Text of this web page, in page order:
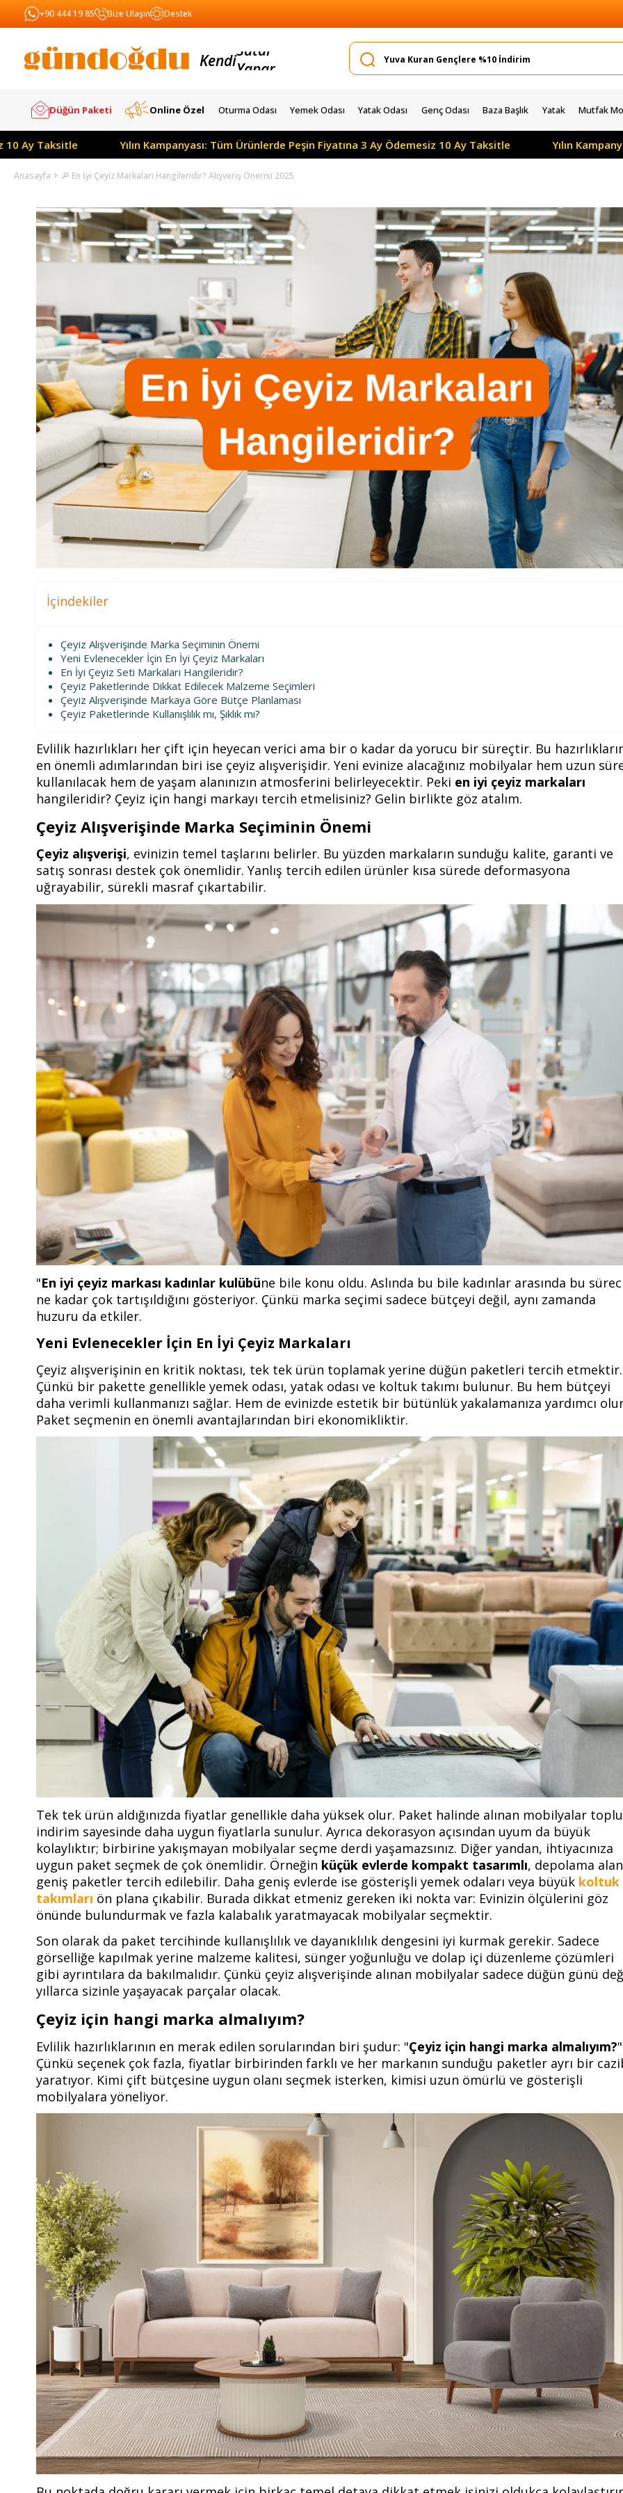
+90 444 19 85 Bize Ulaşın Destek
KendiSatar
Düğün Paketi Online Özel Oturma Odası Yemek Odası Yatak Odası Genç Odası Baza Başlık Yatak Mutfak
Yılın Kampanyası: Tüm Ürünlerde Peşin Fiyatına 3 Ay Ödemesiz 10 Ay Taksitle Yılın Kampanyası: Tüm Ürünlerde
Anasayfa 🔎 En İyi Çeyiz Markaları Hangileridir? Alışveriş Önerisi 2025
İçindekiler
Çeyiz Alışverişinde Marka Seçiminin Önemi
Yeni Evlenecekler İçin En İyi Çeyiz Markaları
En İyi Çeyiz Seti Markaları Hangileridir?
Çeyiz Paketlerinde Dikkat Edilecek Malzeme Seçimleri
Çeyiz Alışverişinde Markaya Göre Bütçe Planlaması
Çeyiz Paketlerinde Kullanışlılık mı, Şıklık mı?
Evlilik hazırlıkları her çift için heyecan verici ama bir o kadar da yorucu bir süreçtir. Bu
en önemli adımlarından biri ise çeyiz alışverişidir. Yeni evinize alacağınız mobilyalar hem uzun
kullanılacak hem de yaşam alanınızın atmosferini belirleyecektir. Peki en iyi çeyiz markaları
hangileridir? Çeyiz için hangi markayı tercih etmelisiniz? Gelin birlikte göz atalım.
Çeyiz Alışverişinde Marka Seçiminin Önemi
Çeyiz alışverişi, evinizin temel taşlarını belirler. Bu yüzden markaların sunduğu kalite, garanti ve
satış sonrası destek çok önemlidir. Yanlış tercih edilen ürünler kısa sürede deformasyona
uğrayabilir, sürekli masraf çıkartabilir.
"En iyi çeyiz markası kadınlar kulübüne bile konu oldu. Aslında bu bile kadınlar arasında bu
ne kadar çok tartışıldığını gösteriyor. Çünkü marka seçimi sadece bütçeyi değil, aynı zamanda
huzuru da etkiler.
Yeni Evlenecekler İçin En İyi Çeyiz Markaları
Çeyiz alışverişinin en kritik noktası, tek tek ürün toplamak yerine düğün paketleri tercih etmektir.
Çünkü bir pakette genellikle yemek odası, yatak odası ve koltuk takımı bulunur. Bu hem bütçeyi
daha verimli kullanmanızı sağlar. Hem de evinizde estetik bir bütünlük yakalamanıza yardımcı
Paket seçmenin en önemli avantajlarından biri ekonomikliktir.
Tek tek ürün aldığınızda fiyatlar genellikle daha yüksek olur. Paket halinde alınan mobilyalar toplu
indirim sayesinde daha uygun fiyatlarla sunulur. Ayrıca dekorasyon açısından uyum da büyük
kolaylıktır; birbirine yakışmayan mobilyalar seçme derdi yaşamazsınız. Diğer yandan, ihtiyacınıza
uygun paket seçmek de çok önemlidir. Örneğin küçük evlerde kompakt tasarımlı, depolama
geniş paketler tercih edilebilir. Daha geniş evlerde ise gösterişli yemek odaları veya büyük koltuk
takımları ön plana çıkabilir. Burada dikkat etmeniz gereken iki nokta var: Evinizin ölçülerini göz
önünde bulundurmak ve fazla kalabalık yaratmayacak mobilyalar seçmektir.
Son olarak da paket tercihinde kullanışlılık ve dayanıklılık dengesini iyi kurmak gerekir. Sadece
görselliğe kapılmak yerine malzeme kalitesi, sünger yoğunluğu ve dolap içi düzenleme çözümleri
gibi ayrıntılara da bakılmalıdır. Çünkü çeyiz alışverişinde alınan mobilyalar sadece düğün günü
yıllarca sizinle yaşayacak parçalar olacak.
Çeyiz için hangi marka almalıyım?
Evlilik hazırlıklarının en merak edilen sorularından biri şudur: "Çeyiz için hangi marka almalıyım?"
Çünkü seçenek çok fazla, fiyatlar birbirinden farklı ve her markanın sunduğu paketler ayrı bir
yaratıyor. Kimi çift bütçesine uygun olanı seçmek isterken, kimisi uzun ömürlü ve gösterişli
mobilyalara yöneliyor.